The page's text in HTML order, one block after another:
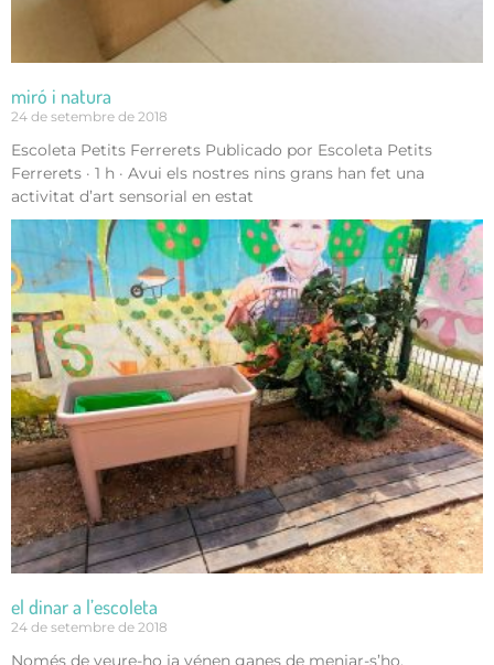
miró i natura
24 de setembre de 2018
Escoleta Petits Ferrerets Publicado por Escoleta Petits
Ferrerets · 1 h · Avui els nostres nins grans han fet una
activitat d’art sensorial en estat
el dinar a l’escoleta
24 de setembre de 2018
Només de veure-ho ja vénen ganes de menjar-s’ho.